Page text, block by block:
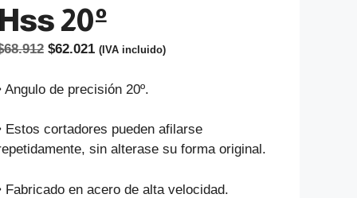
Hss 20º
68.912 El
original
$68.912.
$62.021El
actual
$62.021.
(IVA incluido)
Angulo de precisión 20º.
Estos cortadores pueden afilarse
sin alterase su forma original.
Fabricado en acero de alta velocidad.